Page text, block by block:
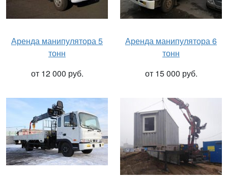
Аренда манипулятора 5
тонн
от 12 000 руб.
Аренда манипулятора 6
тонн
от 15 000 руб.